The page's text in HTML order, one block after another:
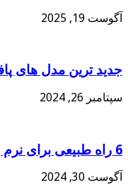
آگوست 19, 2025
جدید ترین مدل های
سپتامبر 26, 2024
6 راه طبیعی برای نرم و پرپشت شدن موها
آگوست 30, 2024